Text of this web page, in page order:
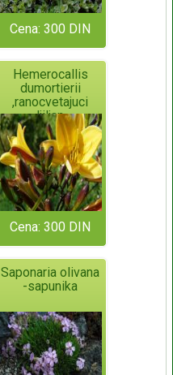
Cena: 300 DIN
Hemerocallis
dumortierii
,ranocvetajuci
ljiljan
Cena: 300 DIN
Saponaria olivana
-sapunika